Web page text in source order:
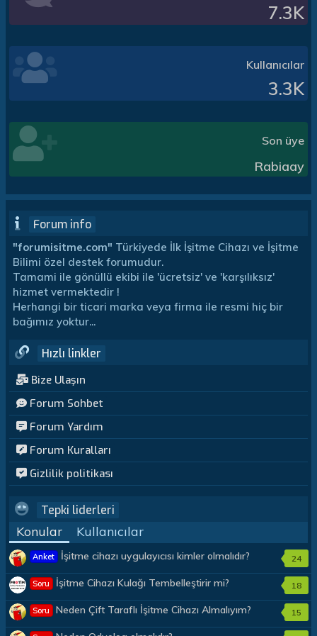
7.3K
Kullanıcılar
3.3K
Son üye
Rabiaay
Forum info
"forumisitme.com" Türkiyede İlk İşitme Cihazı ve İşitme
Bilimi özel destek forumudur.
Tamami ile gönüllü ekibi ile 'ücretsiz' ve 'karşılıksız'
hizmet vermektedir !
Herhangi bir ticari marka veya firma ile resmi hiç bir
bağımız yoktur...
Hızlı linkler
Bize Ulaşın
Forum Sohbet
Forum Yardım
Forum Kuralları
Gizlilik politikası
Tepki liderleri
Konular Kullanıcılar
Anket İşitme cihazı uygulayıcısı kimler olmalıdır? 24
Soru İşitme Cihazı Kulağı Tembelleştirir mi? 18
Soru Neden Çift Taraflı İşitme Cihazı Almalıyım? 15